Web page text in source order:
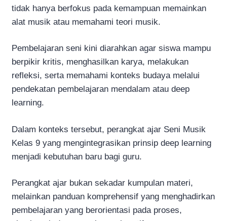
tidak hanya berfokus pada kemampuan memainkan
alat musik atau memahami teori musik.
Pembelajaran seni kini diarahkan agar siswa mampu
berpikir kritis, menghasilkan karya, melakukan
refleksi, serta memahami konteks budaya melalui
pendekatan pembelajaran mendalam atau deep
learning.
Dalam konteks tersebut, perangkat ajar Seni Musik
Kelas 9 yang mengintegrasikan prinsip deep learning
menjadi kebutuhan baru bagi guru.
Perangkat ajar bukan sekadar kumpulan materi,
melainkan panduan komprehensif yang menghadirkan
pembelajaran yang berorientasi pada proses,